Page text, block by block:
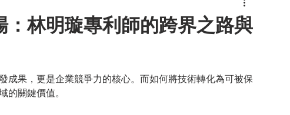
林明璇專利師的跨界之路與
成果，更是企業競爭力的核心。而如何將技術轉化為可被保
的關鍵價值。